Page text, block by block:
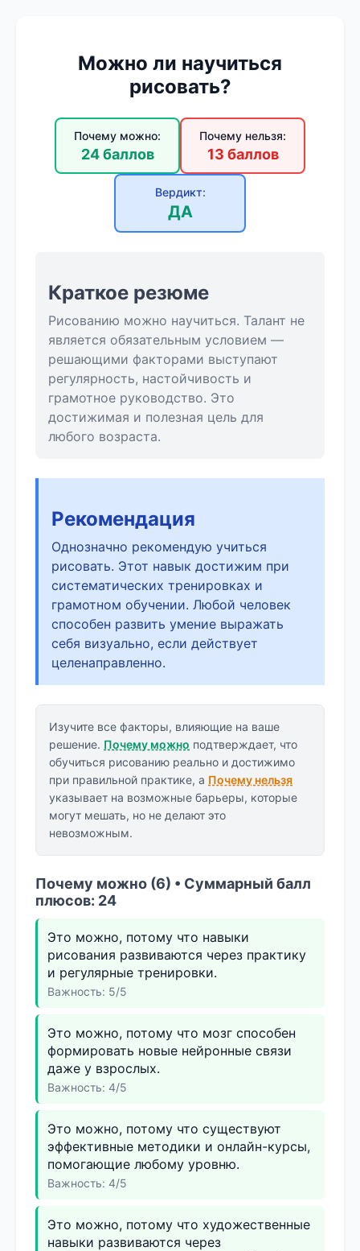
Можно ли научиться
рисовать?
Почему можно:
24 баллов
Почему нельзя:
13 баллов
Вердикт:
ДА
Краткое резюме
Рисованию можно научиться. Талант не
является обязательным условием —
решающими факторами выступают
регулярность, настойчивость и
грамотное руководство. Это
достижимая и полезная цель для
любого возраста.
Рекомендация
Однозначно рекомендую учиться
рисовать. Этот навык достижим при
систематических тренировках и
грамотном обучении. Любой человек
способен развить умение выражать
себя визуально, если действует
целенаправленно.
Изучите все факторы, влияющие на ваше
решение. Почему можно подтверждает, что
обучиться рисованию реально и достижимо
при правильной практике, а Почему нельзя
указывает на возможные барьеры, которые
могут мешать, но не делают это
невозможным.
Почему можно (6) • Суммарный балл
плюсов: 24
Это можно, потому что навыки
рисования развиваются через практику
и регулярные тренировки.
Важность: 5/5
Это можно, потому что мозг способен
формировать новые нейронные связи
даже у взрослых.
Важность: 4/5
Это можно, потому что существуют
эффективные методики и онлайн-курсы,
помогающие любому уровню.
Важность: 4/5
Это можно, потому что художественные
навыки развиваются через